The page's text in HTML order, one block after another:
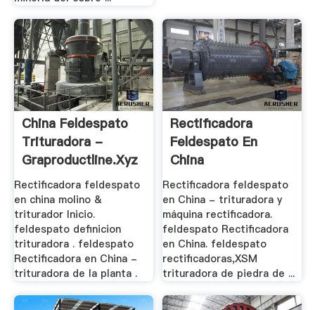
China Feldespato
Trituradora -
Graproductline.xyz
Rectificadora feldespato
en china molino &
triturador Inicio.
feldespato definicion
trituradora . feldespato
Rectificadora en China -
trituradora de la planta .
Rectificadora
Feldespato En
China
Rectificadora feldespato
en China - trituradora y
máquina rectificadora.
feldespato Rectificadora
en China. feldespato
rectificadoras,XSM
trituradora de piedra de ...